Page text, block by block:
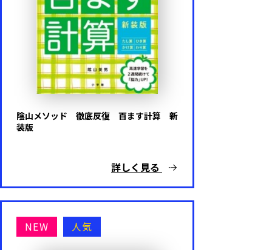
陰山メソッド 徹底反復 百ます計算 新
装版
詳しく見る
NEW 人気